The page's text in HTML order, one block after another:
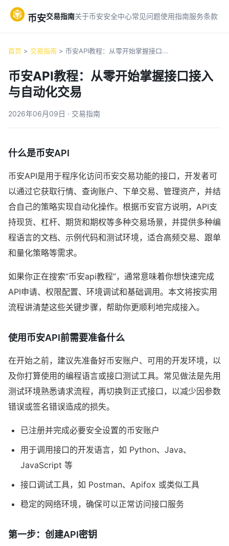
币安交易指南关于币安安全中心常见问题使用指南服务条款
首页 > 交易指南 > 币安API教程：从零开始掌握接口...
币安API教程：从零开始掌握接口接入
与自动化交易
2026年06月09日 · 交易指南
什么是币安API
币安API是用于程序化访问币安交易功能的接口，开发者可
以通过它获取行情、查询账户、下单交易、管理资产，并结
合自己的策略实现自动化操作。根据币安官方说明，API支
持现货、杠杆、期货和期权等多种交易场景，并提供多种编
程语言的文档、示例代码和测试环境，适合高频交易、跟单
和量化策略等需求。
如果你正在搜索“币安api教程”，通常意味着你想快速完成
API申请、权限配置、环境调试和基础调用。本文将按实用
流程讲清楚这些关键步骤，帮助你更顺利地完成接入。
使用币安API前需要准备什么
在开始之前，建议先准备好币安账户、可用的开发环境，以
及你打算使用的编程语言或接口测试工具。常见做法是先用
测试环境熟悉请求流程，再切换到正式接口，以减少因参数
错误或签名错误造成的损失。
已注册并完成必要安全设置的币安账户
用于调用接口的开发语言，如 Python、Java、
JavaScript 等
接口调试工具，如 Postman、Apifox 或类似工具
稳定的网络环境，确保可以正常访问接口服务
第一步：创建API密钥